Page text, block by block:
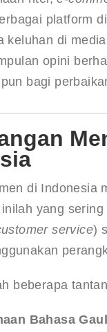
platform
keluhan di
opini
bagi
di Indonesia
yang
service)
beberapa
Bahasa